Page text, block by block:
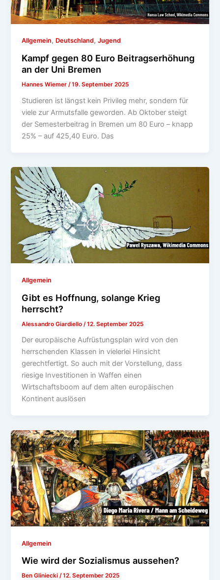
Allgemein, Deutschland,Jugend
Kampf gegen 80 Euro Beitragserhöhung
an der Uni Bremen
Hannes Wiemer/19. September 2025
Studieren ist längst kein Privileg mehr, sondern für
viele zur Armutsfalle geworden. Ab Oktober steigt
der Semesterbeitrag in Bremen um 80 Euro – knapp
25% – auf 425,40 Euro. Das
Allgemein
Gibt es Hoffnung, solange Krieg
herrscht?
Alessandro Giardiello /12. September 2025
Der europäische Aufrüstungsplan wird von den
herrschenden Klassen in vielerlei Hinsicht
gerechtfertigt. So auch mit der Vorstellung, dass
riesige Investitionen in Waffen einen
Wirtschaftsboom auf dem alten europäischen
Kontinent auslösen
Allgemein
Wie wird der Sozialismus aussehen?
Ben Gliniecki/12. September 2025